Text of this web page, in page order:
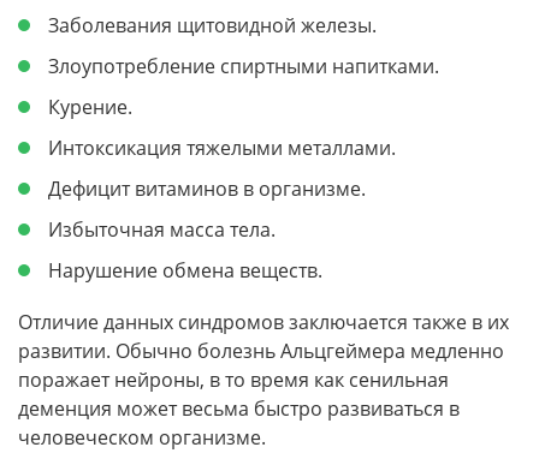
Заболевания щитовидной железы.
Злоупотребление спиртными напитками.
Курение.
Интоксикация тяжелыми металлами.
Дефицит витаминов в организме.
Избыточная масса тела.
Нарушение обмена веществ.
Отличие данных синдромов заключается также в их
развитии. Обычно болезнь Альцгеймера медленно
поражает нейроны, в то время как сенильная
деменция может весьма быстро развиваться в
человеческом организме.